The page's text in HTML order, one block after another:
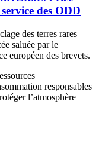
des ODD
des terres rares
saluée par le
européen des brevets.
responsables
l’atmosphère